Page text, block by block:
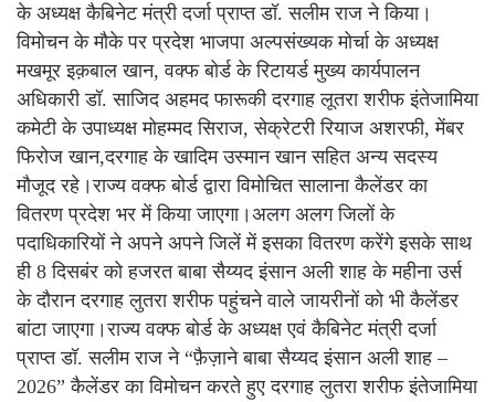
के अध्यक्ष कैबिनेट मंत्री दर्जा प्राप्त डॉ. सलीम राज ने किया।
विमोचन के मौके पर प्रदेश भाजपा अल्पसंख्यक मोर्चा के अध्यक्ष
मखमूर इक़बाल खान, वक्फ बोर्ड के रिटायर्ड मुख्य कार्यपालन
अधिकारी डॉ. साजिद अहमद फारूकी दरगाह लूतरा शरीफ इंतेजामिया
कमेटी के उपाध्यक्ष मोहम्मद सिराज, सेक्रेटरी रियाज अशरफी, मेंबर
फिरोज खान,दरगाह के खादिम उस्मान खान सहित अन्य सदस्य
मौजूद रहे।राज्य वक्फ बोर्ड द्वारा विमोचित सालाना कैलेंडर का
वितरण प्रदेश भर में किया जाएगा।अलग अलग जिलों के
पदाधिकारियों ने अपने अपने जिलें में इसका वितरण करेंगे इसके साथ
ही 8 दिसबंर को हजरत बाबा सैय्यद इंसान अली शाह के महीना उर्स
के दौरान दरगाह लुतरा शरीफ पहुंचने वाले जायरीनों को भी कैलेंडर
बांटा जाएगा।राज्य वक्फ बोर्ड के अध्यक्ष एवं कैबिनेट मंत्री दर्जा
प्राप्त डॉ. सलीम राज ने “फ़ैज़ाने बाबा सैय्यद इंसान अली शाह –
2026” कैलेंडर का विमोचन करते हुए दरगाह लुतरा शरीफ इंतेजामिया